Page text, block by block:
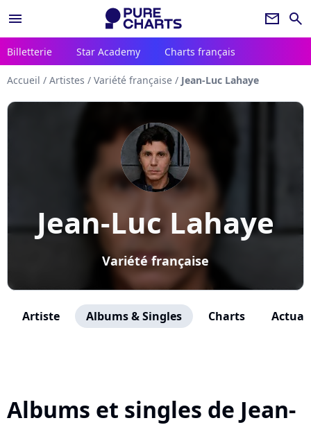
menu newsletter search
Billetterie Star Academy Charts français
Accueil / Artistes / Variété française / Jean-Luc Lahaye
Jean-Luc Lahaye
Variété française
Artiste Albums & Singles Charts
Albums et singles de Jean-